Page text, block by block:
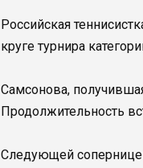
Российская
круге турнира
Самсонова,
Продолжительность
Следующей